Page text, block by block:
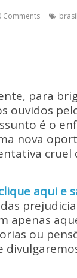
Comments brasil
para
ouvidos
é o
nova
cruel
aqui e
apenas
ou